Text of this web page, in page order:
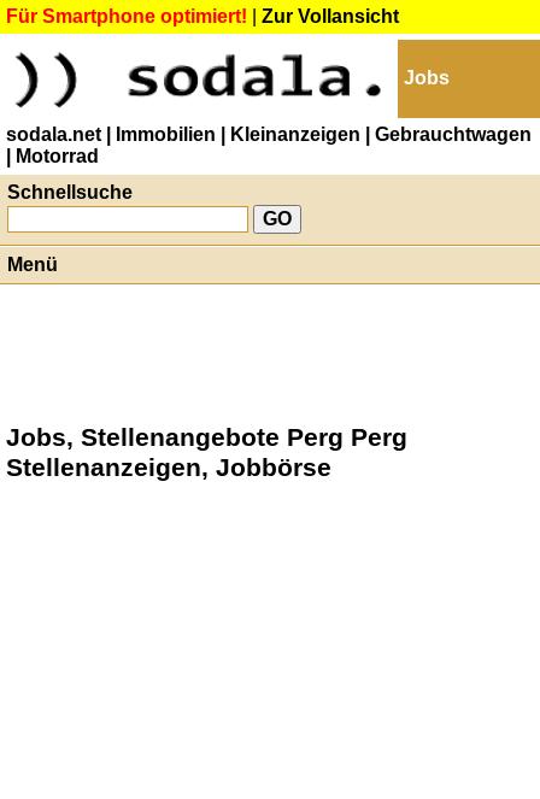
Für Smartphone optimiert! Zur Vollansicht
Jobs
sodala.net | Immobilien | Kleinanzeigen
| Gebrauchtwagen
| Motorrad
Schnellsuche
Menü
Jobs, Stellenangebote Perg Perg
Stellenanzeigen, Jobbörse